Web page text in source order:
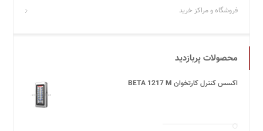
فروشگاه و مراکز خرید
محصولات پربازدید
اکسس کنترل کارتخوان BETA 1217 M